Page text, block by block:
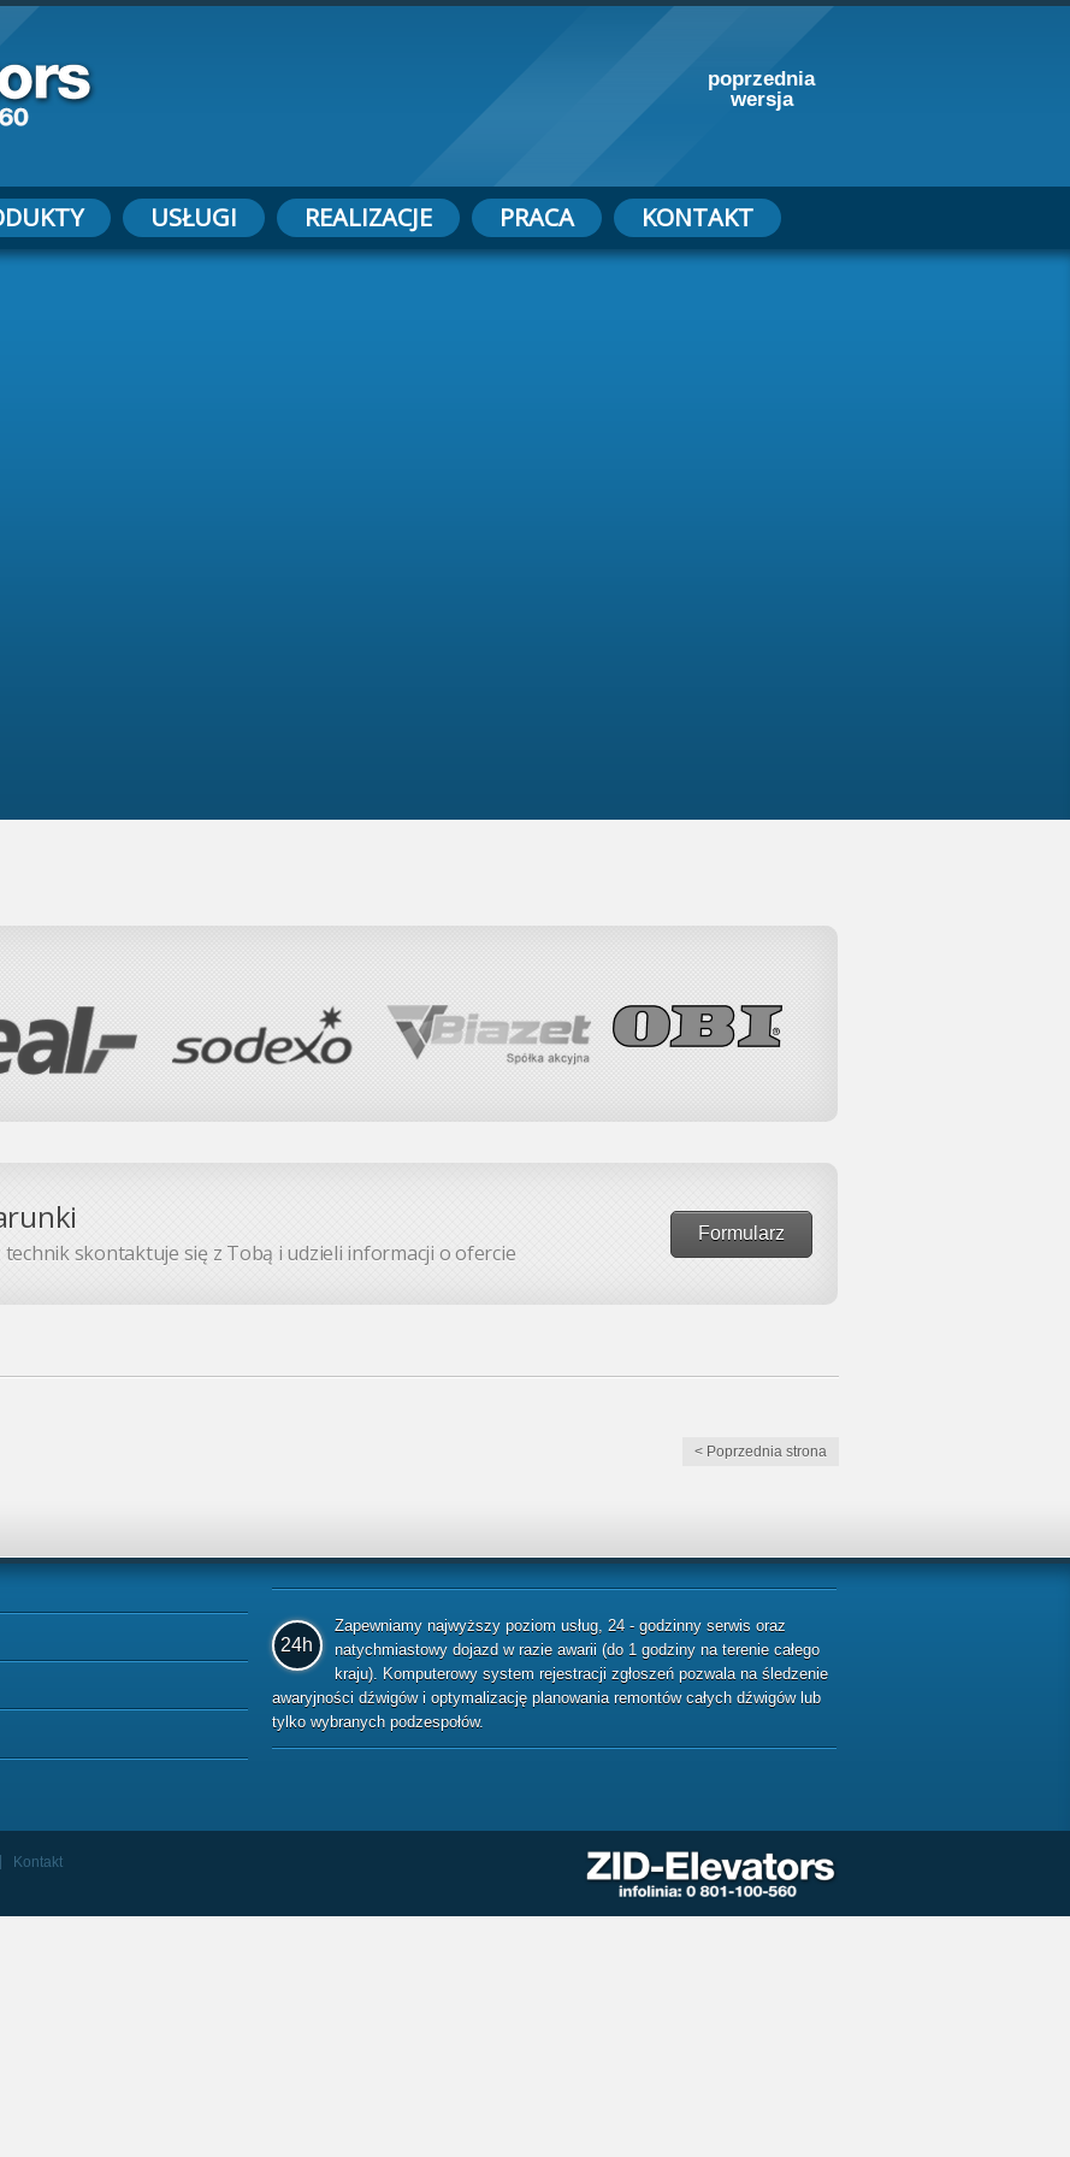
poprzednia
wersja
USŁUGI REALIZACJE PRACA KONTAKT
skontaktuje się z Tobą i udzieli informacji o ofercie
Formularz
< Poprzednia strona
24h
Zapewniamy najwyższy poziom usług, 24 - godzinny serwis oraz
natychmiastowy dojazd w razie awarii (do 1 godziny na terenie całego
kraju). Komputerowy system rejestracji zgłoszeń pozwala na śledzenie
awaryjności dźwigów i optymalizację planowania remontów całych dźwigów lub
tylko wybranych podzespołów.
Kontakt